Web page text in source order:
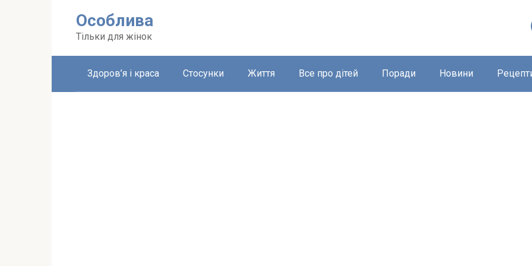
Особлива
Тільки для жінок
Здоров’я і краса Стосунки Життя Все про дітей Поради Новини